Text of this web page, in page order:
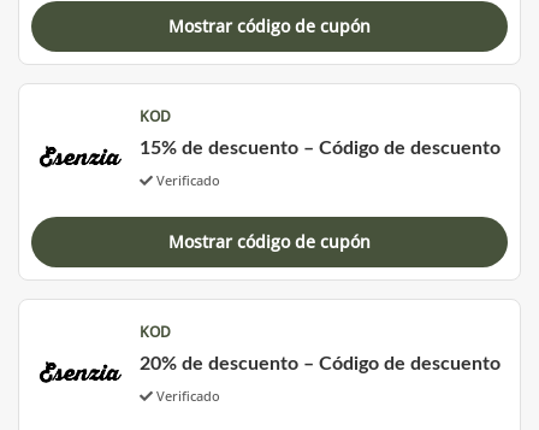
Mostrar código de cupón
KOD
15% de descuento – Código de descuento
Verificado
Mostrar código de cupón
KOD
20% de descuento – Código de descuento
Verificado